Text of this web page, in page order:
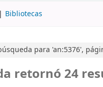
Bibliotecas
para 'an:5376',
retornó 24